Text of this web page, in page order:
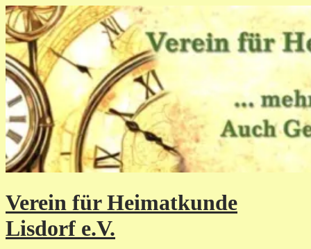
Zum
Inhalt
springen
Verein für Heimatkunde
Lisdorf e.V.